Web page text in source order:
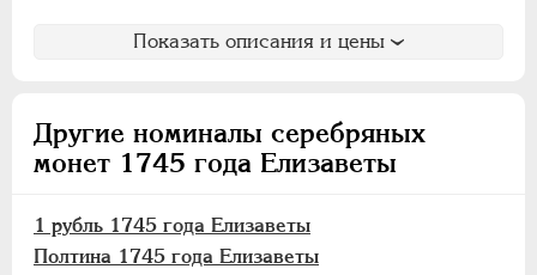
Показать описания и цены
Другие номиналы серебряных
монет 1745 года Елизаветы
1 рубль 1745 года Елизаветы
Полтина 1745 года Елизаветы
ИНОСТРАННЫЕ 1768-1918